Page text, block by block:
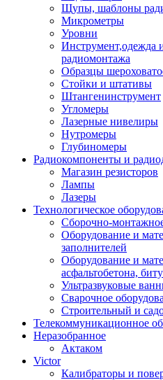
Щупы, шаблоны
Микрометры
Уровни
Инструмент,одежда
радиомонтажа
Образцы
Стойки и штативы
Штангенинструмент
Угломеры
Лазерные нивелиры
Нутромеры
Глубиномеры
Радиокомпоненты и
Магазин резисторов
Лампы
Лазеры
Технологическое
Сборочно-
Оборудование и
заполнителей
Оборудование и
асфальтобетона,
Ультразвуковые
Сварочное
Строительный и
Телекоммуникационное
Неразобранное
Актаком
Victor
Калибраторы и